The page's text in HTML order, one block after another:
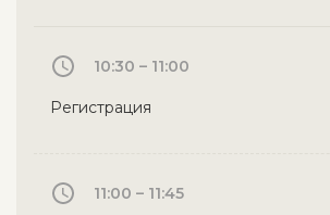
10:30 – 11:00
Регистрация
11:00 – 11:45